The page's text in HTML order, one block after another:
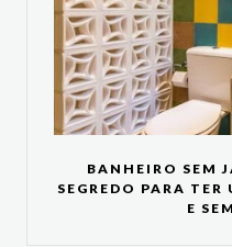
BANHEIRO SEM
SEGREDO PARA
E